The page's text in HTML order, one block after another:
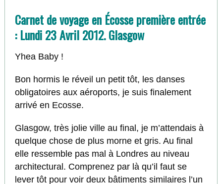
Carnet de voyage en Écosse première entrée
: Lundi 23 Avril 2012. Glasgow
Yhea Baby !
Bon hormis le réveil un petit tôt, les danses
obligatoires aux aéroports, je suis finalement
arrivé en Ecosse.
Glasgow, très jolie ville au final, je m’attendais à
quelque chose de plus morne et gris. Au final
elle ressemble pas mal à Londres au niveau
architectural. Comprenez par là qu’il faut se
lever tôt pour voir deux bâtiments similaires l’un